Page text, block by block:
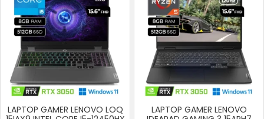
LAPTOP GAMER LENOVO LOQ
LAPTOP GAMER LENOVO